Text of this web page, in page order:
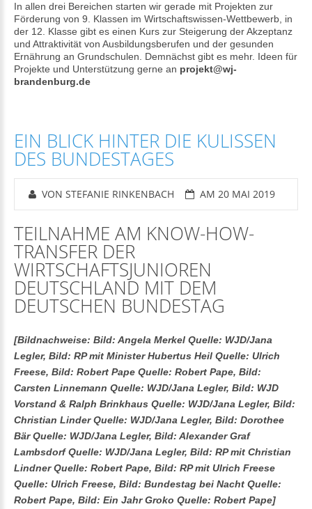
In allen drei Bereichen starten wir gerade mit Projekten zur
Förderung von 9. Klassen im Wirtschaftswissen-Wettbewerb, in
der 12. Klasse gibt es einen Kurs zur Steigerung der Akzeptanz
und Attraktivität von Ausbildungsberufen und der gesunden
Ernährung an Grundschulen. Demnächst gibt es mehr. Ideen für
Projekte und Unterstützung gerne an projekt@wj-
brandenburg.de
EIN BLICK HINTER DIE KULISSEN
DES BUNDESTAGES
VON STEFANIE RINKENBACH AM 20 MAI 2019
TEILNAHME AM KNOW-HOW-
TRANSFER DER
WIRTSCHAFTSJUNIOREN
DEUTSCHLAND MIT DEM
DEUTSCHEN BUNDESTAG
[Bildnachweise: Bild: Angela Merkel Quelle: WJD/Jana
Legler, Bild: RP mit Minister Hubertus Heil Quelle: Ulrich
Freese, Bild: Robert Pape Quelle: Robert Pape, Bild:
Carsten Linnemann Quelle: WJD/Jana Legler, Bild: WJD
Vorstand & Ralph Brinkhaus Quelle: WJD/Jana Legler, Bild:
Christian Linder Quelle: WJD/Jana Legler, Bild: Dorothee
Bär Quelle: WJD/Jana Legler, Bild: Alexander Graf
Lambsdorf Quelle: WJD/Jana Legler, Bild: RP mit Christian
Lindner Quelle: Robert Pape, Bild: RP mit Ulrich Freese
Quelle: Ulrich Freese, Bild: Bundestag bei Nacht Quelle:
Robert Pape, Bild: Ein Jahr Groko Quelle: Robert Pape]